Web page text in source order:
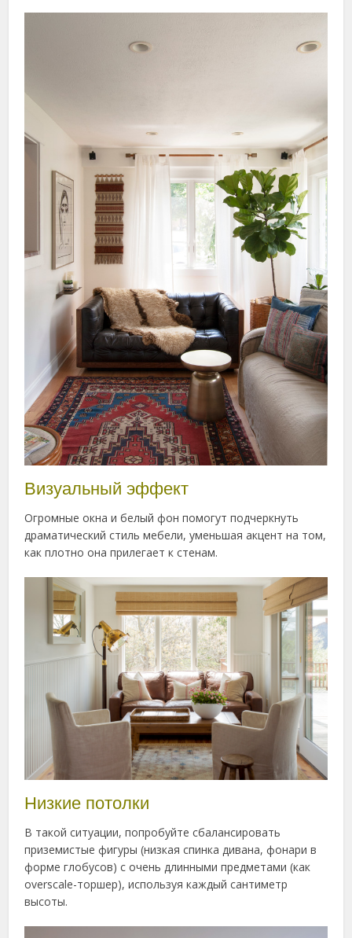
Визуальный эффект
Огромные окна и белый фон помогут подчеркнуть
драматический стиль мебели, уменьшая акцент на том,
как плотно она прилегает к стенам.
Низкие потолки
В такой ситуации, попробуйте сбалансировать
приземистые фигуры (низкая спинка дивана, фонари в
форме глобусов) с очень длинными предметами (как
overscale-торшер), используя каждый сантиметр
высоты.